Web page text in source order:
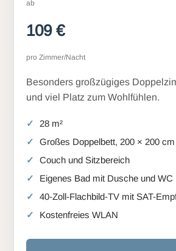
ab
109 €
pro Zimmer/Nacht
Besonders großzügiges
und viel Platz zum Wohlfühlen.
28 m²
Großes Doppelbett, 200 × 200 cm
Couch und Sitzbereich
Eigenes Bad mit Dusche und WC
40-Zoll-Flachbild-TV mit SAT-
Kostenfreies WLAN